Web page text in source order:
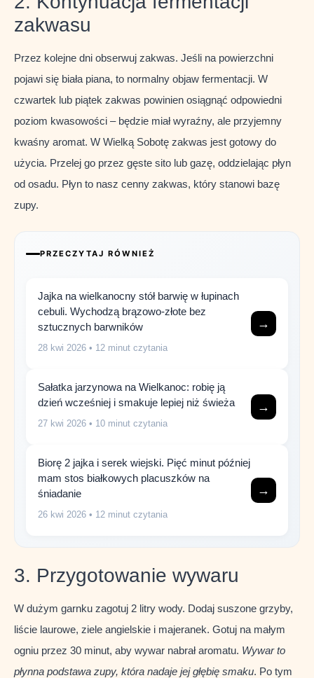
zakwasu
Przez kolejne dni obserwuj zakwas. Jeśli na powierzchni
pojawi się biała piana, to normalny objaw fermentacji. W
czwartek lub piątek zakwas powinien osiągnąć odpowiedni
poziom kwasowości – będzie miał wyraźny, ale przyjemny
kwaśny aromat. W Wielką Sobotę zakwas jest gotowy do
użycia. Przelej go przez gęste sito lub gazę, oddzielając płyn
od osadu. Płyn to nasz cenny zakwas, który stanowi bazę
zupy.
PRZECZYTAJ RÓWNIEŻ
Jajka na wielkanocny stół barwię w łupinach
cebuli. Wychodzą brązowo-złote bez
sztucznych barwników
28 kwi 2026 • 12 minut czytania
→
Sałatka jarzynowa na Wielkanoc: robię ją
dzień wcześniej i smakuje lepiej niż świeża
27 kwi 2026 • 10 minut czytania
→
Biorę 2 jajka i serek wiejski. Pięć minut później
mam stos białkowych placuszków na
śniadanie
26 kwi 2026 • 12 minut czytania
→
3. Przygotowanie wywaru
W dużym garnku zagotuj 2 litry wody. Dodaj suszone grzyby,
liście laurowe, ziele angielskie i majeranek. Gotuj na małym
ogniu przez 30 minut, aby wywar nabrał aromatu. Wywar to
płynna podstawa zupy, która nadaje jej głębię smaku. Po tym